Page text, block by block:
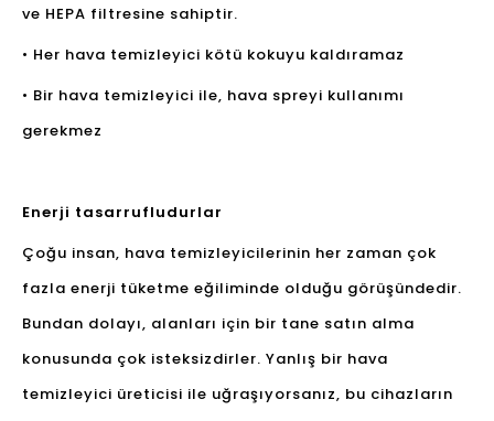
ve HEPA filtresine sahiptir.
• Her hava temizleyici kötü kokuyu kaldıramaz
• Bir hava temizleyici ile, hava spreyi kullanımı
gerekmez
Enerji tasarrufludurlar
Çoğu insan, hava temizleyicilerinin her zaman çok
fazla enerji tüketme eğiliminde olduğu görüşündedir.
Bundan dolayı, alanları için bir tane satın alma
konusunda çok isteksizdirler. Yanlış bir hava
temizleyici üreticisi ile uğraşıyorsanız, bu cihazların